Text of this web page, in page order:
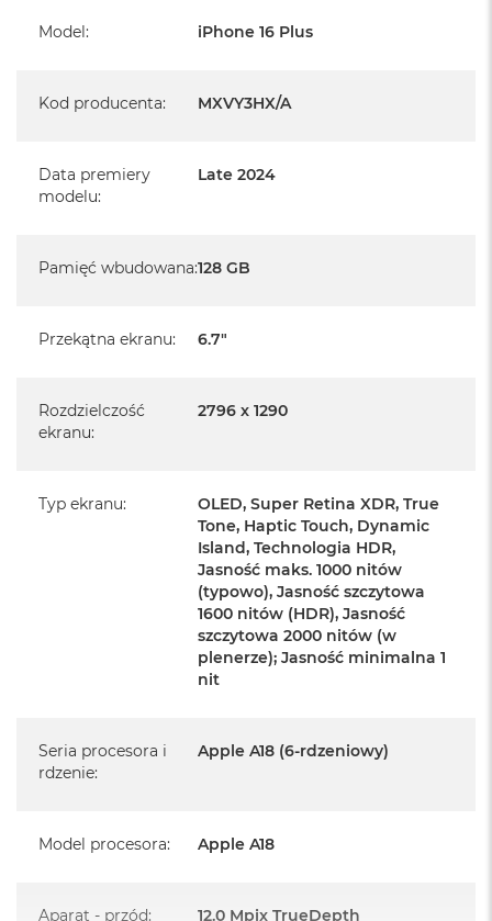
iPhone jest nowy
realizowaną w każdym autoryzowanym punkcie
Posiada fabryczne opakowanie
Język polski wybieramy przy pierwszym uruchomieniu
Zawartość zestawu:
Przewód USB-C do ładowania (1m)
Najważniejsze cechy:
ustawień. Genialne zdjęcia i wideo zarejestrujesz teraz w
BLIŻEJ, DALEJ, LEPIEJ
–Udoskonalony aparat
Aparatem Fusion 48 MP zrobisz zarówno fotografie o
Model : iPhone 16 Plus
Kod producenta: MXVY3HX/A
Data premiery
modelu:
Late 2024
Pamięć wbudowana:128 GB
Przekątna ekranu: 6.7"
Rozdzielczość
ekranu:
2796 x 1290
Typ ekranu:
OLED, Super Retina XDR, True
Tone, Haptic Touch, Dynamic
Island, Technologia HDR,
Jasność maks. 1000 nitów
(typowo), Jasność szczytowa
1600 nitów (HDR), Jasność
szczytowa 2000 nitów (w
plenerze); Jasność minimalna 1
nit
Seria procesora i
rdzenie:
Apple A18 (6-rdzeniowy)
Model procesora: Apple A18
Aparat - przód: 12.0 Mpix TrueDepth